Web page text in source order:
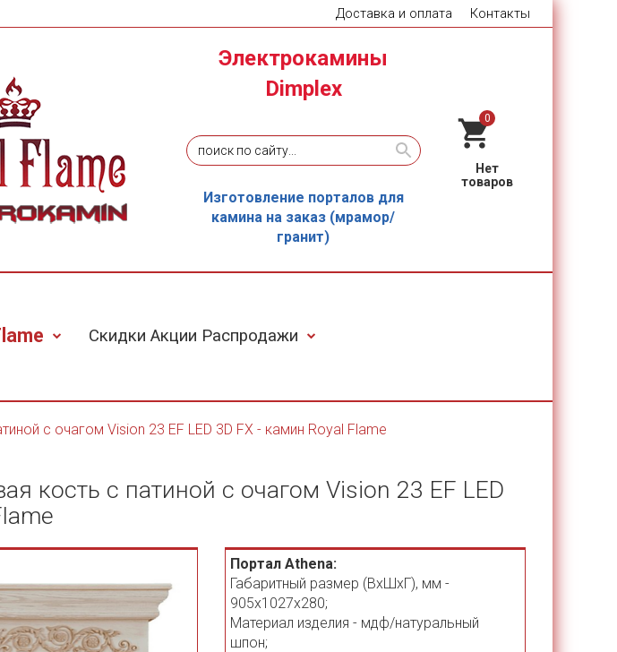
Доставка и оплата Контакты
Электрокамины
Dimplex
Изготовление порталов для
камина на заказ (мрамор/
гранит)
0
Скидки Акции Распродажи
с очагом Vision 23 EF LED 3D FX - камин Royal Flame
кость с патиной с очагом Vision 23 EF LED
Портал Athena:
Габаритный размер (ВхШхГ), мм -
905х1027х280;
Материал изделия - мдф/натуральный
шпон;